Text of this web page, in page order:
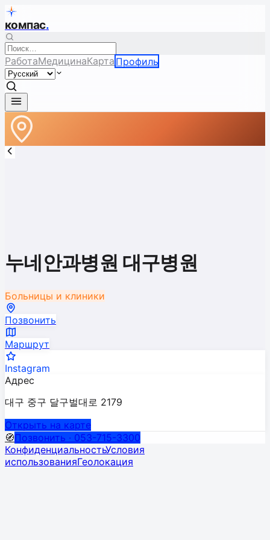
компас.
РаботаМедицинаКарта Профиль
누네안과병원 대구병원
Больницы и клиники
Позвонить
Маршрут
Instagram
Адрес
대구 중구 달구벌대로 2179
Открыть на карте
🧭Позвонить · 053-715-3300
КонфиденциальностьУсловия
использованияГеолокация